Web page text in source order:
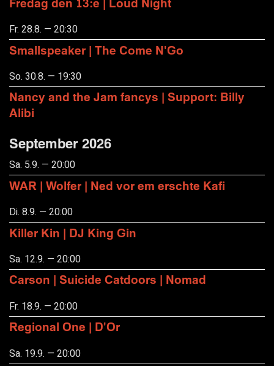
Fr. 28.8. — 20:30
Smallspeaker | The Come N'Go
So. 30.8. — 19:30
Nancy and the Jam fancys | Support: Billy
Alibi
September 2026
Sa. 5.9. — 20:00
WAR | Wolfer | Ned vor em erschte Kafi
Di. 8.9. — 20:00
Killer Kin | DJ King Gin
Sa. 12.9. — 20:00
Carson | Suicide Catdoors | Nomad
Fr. 18.9. — 20:00
Regional One | D'Or
Sa. 19.9. — 20:00